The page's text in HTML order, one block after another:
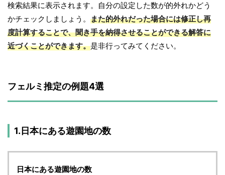
検索結果に表示されます。自分の設定した数が的外れかどう
かチェックしましょう。 また的外れだった場合には修正し再
度計算することで、聞き手を納得させることができる解答に
近づくことができます。是非行ってみてください。
フェルミ推定の例題4選
1.日本にある遊園地の数
日本にある遊園地の数